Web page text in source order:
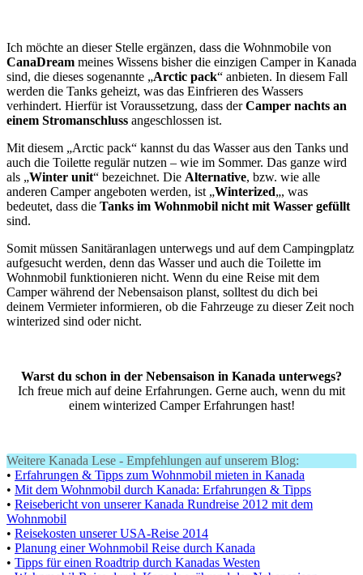
Ich möchte an dieser Stelle ergänzen, dass die Wohnmobile von
CanaDream meines Wissens bisher die einzigen Camper in Kanada
sind, die dieses sogenannte „Arctic pack“ anbieten. In diesem Fall
werden die Tanks geheizt, was das Einfrieren des Wassers
verhindert. Hierfür ist Voraussetzung, dass derCamper nachts an
einem Stromanschluss angeschlossen ist.
Mit diesem „Arctic pack“ kannst du das Wasser aus den Tanks und
auch die Toilette regulär nutzen – wie im Sommer. Das ganze wird
als „Winter unit“ bezeichnet. Die Alternative, bzw. wie alle
anderen Camper angeboten werden, ist „Winterized„, was
bedeutet, dass die Tanks im Wohnmobil nicht mit Wasser gefüllt
sind.
Somit müssen Sanitäranlagen unterwegs und auf dem Campingplatz
aufgesucht werden, denn das Wasser und auch die Toilette im
Wohnmobil funktionieren nicht. Wenn du eine Reise mit dem
Camper während der Nebensaison planst, solltest du dich bei
deinem Vermieter informieren, ob die Fahrzeuge zu dieser Zeit noch
winterized sind oder nicht.
Warst du schon in der Nebensaison in Kanada unterwegs?
Ich freue mich auf deine Erfahrungen. Gerne auch, wenn du mit
einem winterized Camper Erfahrungen hast!
Weitere Kanada Lese - Empfehlungen auf unserem Blog:
• Erfahrungen & Tipps zum Wohnmobil mieten in Kanada
• Mit dem Wohnmobil durch Kanada: Erfahrungen & Tipps
• Reisebericht von unserer Kanada Rundreise 2012 mit dem
Wohnmobil
• Reisekosten unserer USA-Reise 2014
• Planung einer Wohnmobil Reise durch Kanada
• Tipps für einen Roadtrip durch Kanadas Westen